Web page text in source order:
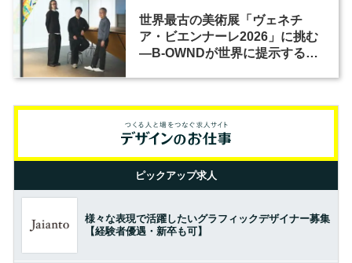
世界最古の美術展「ヴェネチ
ア・ビエンナーレ2026」に挑む
―B-OWNDが世界に提示する美
ピックアップ求人
様々な表現で活躍したいグラフィックデザイナー募集
【経験者優遇・新卒も可】